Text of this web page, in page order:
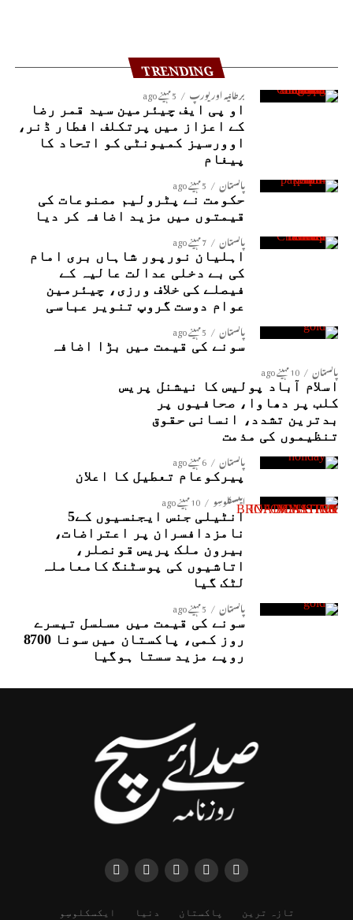
TRENDING
برطانیہ اور یورپ 5 مہینے ago
او پی ایف چیئرمین سید قمر رضا
کے اعزاز میں پرتکلف افطار ڈنر،
اوورسیز کمیونٹی کو اتحاد کا
پیغام
پاکستان 5 مہینے ago
حکومت نے پٹرولیم مصنوعات کی
قیمتوں میں مزید اضافہ کر دیا
پاکستان 7 مہینے ago
اہلیان نورپور شاہاں بری امام
کی بے دخلی عدالت عالیہ کے
فیصلے کی خلاف ورزی، چیئرمین
عوام دوست گروپ تنویر عباسی
پاکستان 5 مہینے ago
سونے کی قیمت میں بڑا اضافہ
پاکستان 10 مہینے ago
اسلام آباد پولیس کا نیشنل پریس
کلب پر دھاوا، صحافیوں پر
بدترین تشدد، انسانی حقوق
تنظیموں کی مذمت
پاکستان 6 مہینے ago
پیرکوعام تعطیل کا اعلان
ایکسکلوسِو 10 مہینے ago
انٹیلی جنس ایجنسیوں کے5
نامزدافسران پر اعتراضات،
بیرون ملک پریس قونصلر،
اتاشیوں کی پوسٹنگ کامعاملہ
لٹک گیا
پاکستان 5 مہینے ago
سونے کی قیمت میں مسلسل تیسرے
روز کمی، پاکستان میں سونا 8700
روپے مزید سستا ہوگیا
تازہ ترین پاکستان دنیا ایکسکلوسِو